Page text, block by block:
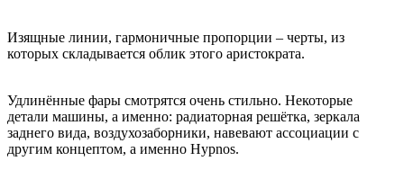
Изящные линии, гармоничные пропорции – черты, из
которых складывается облик этого аристократа.
Удлинённые фары смотрятся очень стильно. Некоторые
детали машины, а именно: радиаторная решётка, зеркала
заднего вида, воздухозаборники, навевают ассоциации с
другим концептом, а именно Hypnos.